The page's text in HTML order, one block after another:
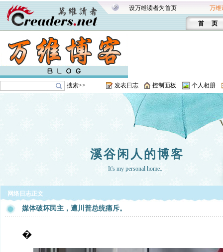
设万维读者为首页 万维
首 页
搜索>> 发表日志 控制面板 个人相册
溪谷闲人的博客
It's my personal home。
网络日志正文
媒体破坏民主，遭川普总统痛斥。
�